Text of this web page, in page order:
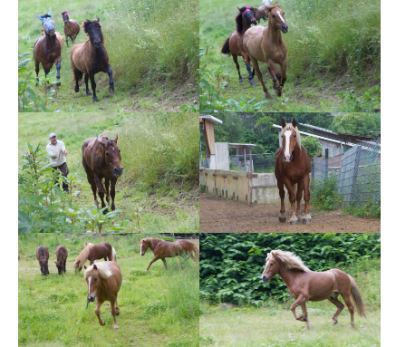
Show larger version Show larger version
Show larger version Show larger version